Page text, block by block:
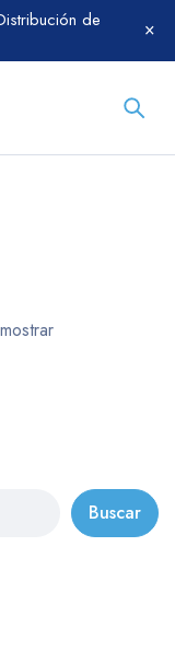
de
Buscar